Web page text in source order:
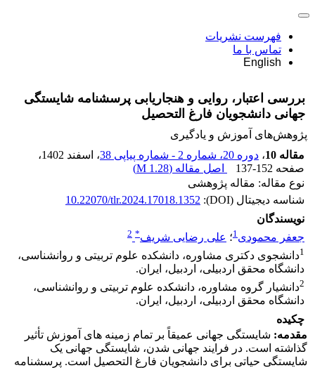
فهرست نشریات
تماس با ما
English
بررسی اعتبار، روایی و هنجاریابی پرسشنامه شایستگی
جهانی دانشجویان فارغ التحصیل
پژوهش‌های آموزش و یادگیری
مقاله 10
، دوره 20، شماره 2 - شماره پیاپی 38 ، اسفند 1402
،
صفحه 137-152 اصل مقاله (1.28 M
)
نوع مقاله: مقاله پژوهشی
شناسه دیجیتال (DOI):
10.22070/tlr.2024.17018.1352
نویسندگان
جعفر محمودی1؛ علی رضایی شریف*
2
1دانشجوی دکتری مشاوره، دانشکده علوم تربیتی و روانشناسی،
دانشگاه محقق اردبیلی، اردبیل، ایران.
2دانشیار گروه مشاوره، دانشکده علوم تربیتی و روانشناسی،
دانشگاه محقق اردبیلی، اردبیل، ایران.
چکیده
مقدمه: شایستگی جهانی عمیقاً بر تمام زمینه های آموزش تأثیر
گذاشته است. در فرایند جهانی شدن، شایستگی جهانی یک
شایستگی حیاتی برای دانشجویان فارغ التحصیل است. پرسشنامه